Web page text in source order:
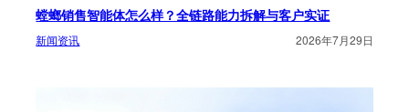
螳螂销售智能体怎么样？全链路能力拆解与客户实证
新闻资讯 2026年7月29日